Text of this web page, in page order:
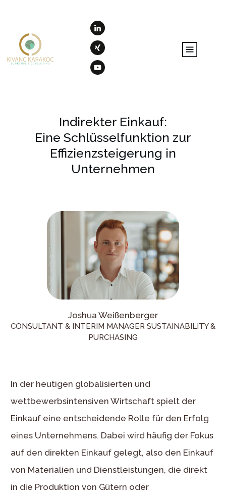
Indirekter Einkauf:
Eine Schlüsselfunktion zur
Effizienzsteigerung in
Unternehmen
Joshua Weißenberger
CONSULTANT & INTERIM MANAGER SUSTAINABILITY &
PURCHASING
In der heutigen globalisierten und
wettbewerbsintensiven Wirtschaft spielt der
Einkauf eine entscheidende Rolle für den Erfolg
eines Unternehmens. Dabei wird häufig der Fokus
auf den direkten Einkauf gelegt, also den Einkauf
von Materialien und Dienstleistungen, die direkt
in die Produktion von Gütern oder